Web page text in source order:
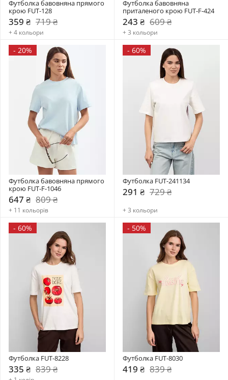
Футболка бавовняна прямого
крою FUT-128
359 ₴ 719 ₴
+ 4 кольори
Футболка бавовняна
приталеного крою FUT-F-424
243 ₴ 609 ₴
+ 3 кольори
- 20%
Футболка бавовняна прямого
крою FUT-F-1046
647 ₴ 809 ₴
+ 11 кольорів
- 60%
Футболка FUT-241134
291 ₴ 729 ₴
+ 3 кольори
- 60%
Футболка FUT-8228
335 ₴ 839 ₴
- 50%
Футболка FUT-8030
419 ₴ 839 ₴